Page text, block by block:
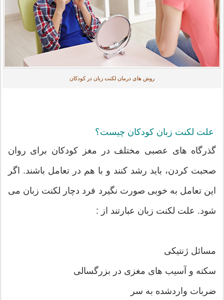
روش های درمان لکنت زبان در کودکان
علت لکنت زبان کودکان چیست؟
گذرگاه های عصبی مختلف در مغز کودکان برای روان
صحبت کردن، باید رشد کنند و با هم در تعامل باشند. اگر
این تعامل به خوبی صورت نگیرد فرد دچار لکنت زبان می
شود. علت لکنت زبان عبارتند از :
مسائل ژنتیکی
سکته و آسیب های مغزی در بزرگسالی
ضربات واردشده به سر